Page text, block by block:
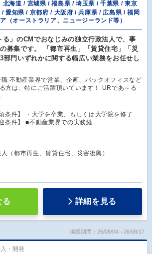
北海道 / 宮城県 / 福島県 / 埼玉県 / 千葉県 / 東京
愛知県 / 京都府 / 大阪府 / 兵庫県 / 広島県 / 福岡
（オーストラリア、ニュージーランド等）
る」のCMでおなじみの独立行政法人で、事
募集です。 「都市再生」「賃貸住宅」「災
部門いずれかに関する幅広い業務をお任せし
不動産業界で営業、企画、バックオフィスなど
方は、特にご活躍頂いています！ URであ～る
須条件】 ・大学を卒業、もしくは大学院を修了
迎条件】 ■不動産業界での実務経…
（都市再生、賃貸住宅、災害復興）
る 詳細を見る
掲載期間：26/08/04～26/08/17
・開発